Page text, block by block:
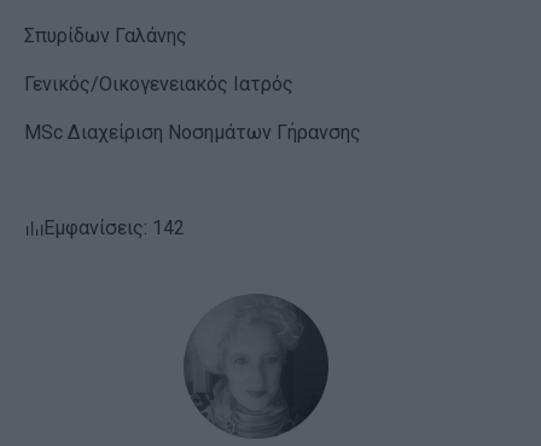
Σπυρίδων Γαλάνης
Γενικός/Οικογενειακός Ιατρός
MSc Διαχείριση Νοσημάτων Γήρανσης
Εμφανίσεις: 142